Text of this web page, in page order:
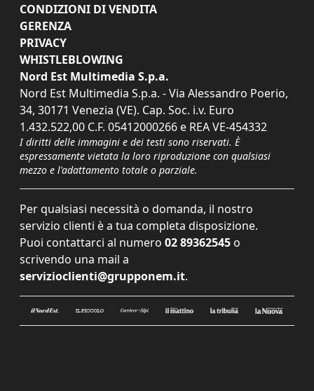
CONDIZIONI DI VENDITA
GERENZA
PRIVACY
WHISTLEBLOWING
Nord Est Multimedia S.p.a.
Nord Est Multimedia S.p.a. - Via Alessandro Poerio,
34, 30171 Venezia (VE). Cap. Soc. i.v. Euro
1.432.522,00 C.F. 05412000266 e REA VE-454332
I diritti delle immagini e dei testi sono riservati. È
espressamente vietata la loro riproduzione con qualsiasi
mezzo e l'adattamento totale o parziale.
Per qualsiasi necessità o domanda, il nostro
servizio clienti è a tua completa disposizione.
Puoi contattarci al numero 02 89362545 o
scrivendo una mail a
servizioclienti@grupponem.it.